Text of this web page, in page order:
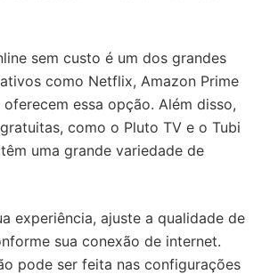
sem custo é um dos grandes
como Netflix, Amazon Prime
essa opção. Além disso,
como o Pluto TV e o Tubi
uma grande variedade de
experiência, ajuste a qualidade de
sua conexão de internet.
pode ser feita nas configurações